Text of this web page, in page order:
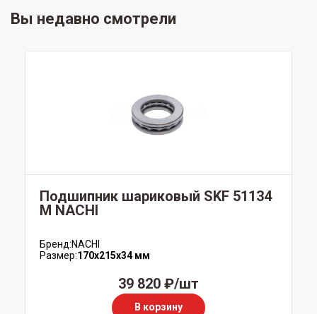
Вы недавно смотрели
Подшипник шариковый SKF 51134
M NACHI
Бренд:NACHI
Размер:170x215x34 мм
39 820 ₽/шт
В корзину